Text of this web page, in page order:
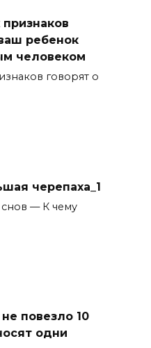
ребенок
человеком
говорят о
черепаха_1
снов — К чему
повезло 10
одни